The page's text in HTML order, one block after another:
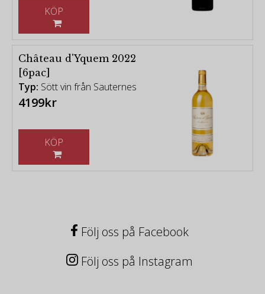
Château d'Yquem 2022
[6pac]
Typ: Sött vin från Sauternes
4199kr
Följ oss på Facebook
Följ oss på Instagram